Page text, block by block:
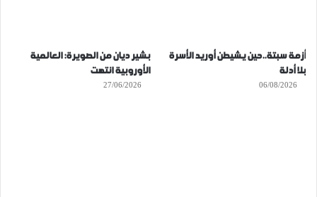
أزمة سبتة..حين يشيطن أوريد الأسرة
بلا أدلة
06/08/2026
بشير ديان من الصويرة: العالمية
الأوروبية انتهت
27/06/2026